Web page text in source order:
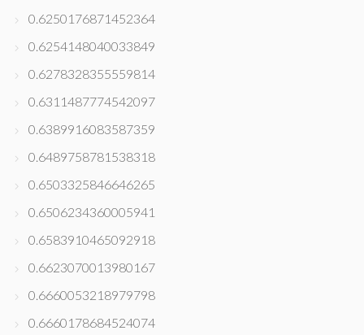
0.6250176871452364
0.6254148040033849
0.6278328355559814
0.6311487774542097
0.6389916083587359
0.6489758781538318
0.6503325846646265
0.6506234360005941
0.6583910465092918
0.6623070013980167
0.6660053218979798
0.6660178684524074